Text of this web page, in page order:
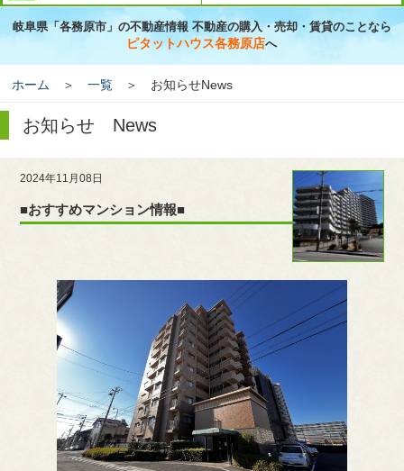
岐阜県「各務原市」の不動産情報 不動産の購入・売却・賃貸のことなら
ピタットハウス各務原店へ
ホーム ＞一覧 ＞ お知らせNews
お知らせ News
2024年11月08日
■おすすめマンション情報■